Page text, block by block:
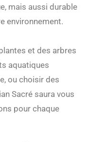
mais aussi durable
environnement.
et des arbres
aquatiques
ou choisir des
Sacré saura vous
pour chaque